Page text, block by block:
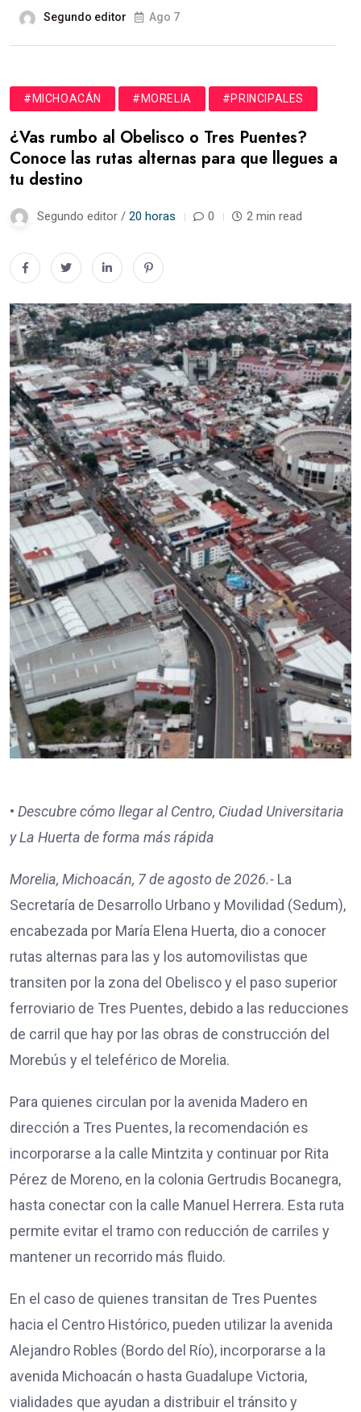
Segundo editor Ago 7
#MICHOACÁN #MORELIA #PRINCIPALES
¿Vas rumbo al Obelisco o Tres Puentes?
Conoce las rutas alternas para que llegues a
tu destino
Segundo editor / 20 horas 0 2 min read
• Descubre cómo llegar al Centro, Ciudad Universitaria
y La Huerta de forma más rápida
Morelia, Michoacán, 7 de agosto de 2026.- La
Secretaría de Desarrollo Urbano y Movilidad (Sedum),
encabezada por María Elena Huerta, dio a conocer
rutas alternas para las y los automovilistas que
transiten por la zona del Obelisco y el paso superior
ferroviario de Tres Puentes, debido a las reducciones
de carril que hay por las obras de construcción del
Morebús y el teleférico de Morelia.
Para quienes circulan por la avenida Madero en
dirección a Tres Puentes, la recomendación es
incorporarse a la calle Mintzita y continuar por Rita
Pérez de Moreno, en la colonia Gertrudis Bocanegra,
hasta conectar con la calle Manuel Herrera. Esta ruta
permite evitar el tramo con reducción de carriles y
mantener un recorrido más fluido.
En el caso de quienes transitan de Tres Puentes
hacia el Centro Histórico, pueden utilizar la avenida
Alejandro Robles (Bordo del Río), incorporarse a la
avenida Michoacán o hasta Guadalupe Victoria,
vialidades que ayudan a distribuir el tránsito y